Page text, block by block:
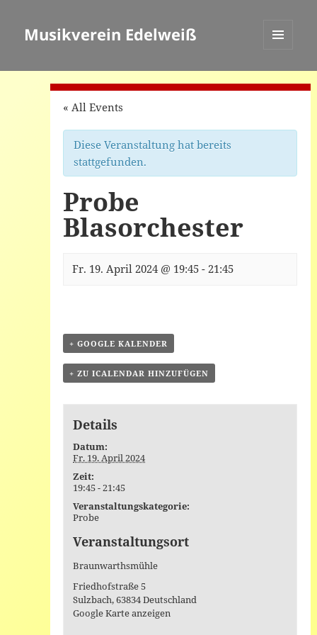
Musikverein Edelweiß
« All Events
Diese Veranstaltung hat bereits
stattgefunden.
Probe
Blasorchester
Fr. 19. April 2024 @ 19:45 -21:45
+ GOOGLE KALENDER
+ ZU ICALENDAR HINZUFÜGEN
Details
Datum:
Fr. 19. April 2024
Zeit:
19:45 - 21:45
Veranstaltungskategorie:
Probe
Veranstaltungsort
Braunwarthsmühle
Friedhofstraße 5
Sulzbach,63834Deutschland
Google Karte anzeigen